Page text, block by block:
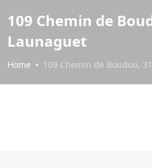
109 Chemin de
Launaguet
Home 109 Chemin de Boudou,